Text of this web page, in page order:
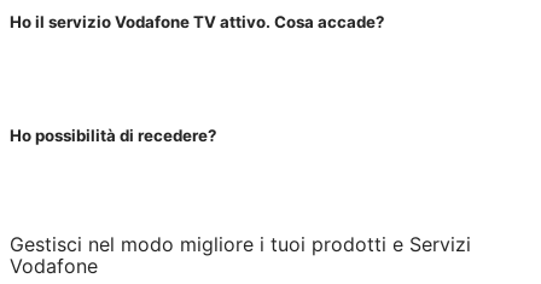
Ho il servizio Vodafone TV attivo. Cosa accade?
Ho possibilità di recedere?
Gestisci nel modo migliore i tuoi prodotti e Servizi
Vodafone